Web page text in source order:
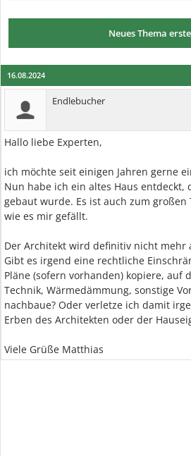
Neues Thema
16.08.2024
Endlebucher
Hallo liebe Experten,
ich möchte seit einigen Jahren gerne
Nun habe ich ein altes Haus entdeckt,
gebaut wurde. Es ist auch zum
wie es mir gefällt.
Der Architekt wird definitiv nicht mehr
Gibt es irgend eine rechtliche
Pläne (sofern vorhanden) kopiere, auf
Technik, Wärmedämmung, sonstige
nachbaue? Oder verletze ich damit
Erben des Architekten oder der
Viele Grüße Matthias